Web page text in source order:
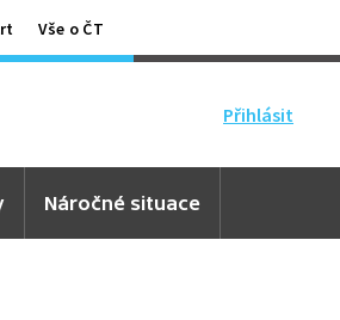
Vše o ČT
Přihlásit
Náročné situace